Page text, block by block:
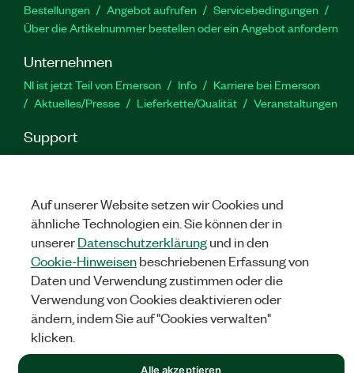
Bestellungen
Angebot aufrufen
Servicebedingungen
Über die Artikelnummer bestellen oder ein Angebot anfordern
Unternehmen
NI ist jetzt Teil von Emerson Info
Karriere bei Emerson
Aktuelles/Presse
Lieferkette/Qualität Veranstaltungen
Support
Downloads Produktdokumentation
Diskussionsforen
YouTube
Twitter
RECHTLICHE HINWEISE
©NATIONAL INSTRUMENTS CORP. ALLE RECHTE VORBEHALTEN.
Auf unserer Website setzen wir Cookies und
ähnliche Technologien ein. Sie können der in
unsererDatenschutzerklärungund in den
Cookie-Hinweisenbeschriebenen Erfassung von
Daten und Verwendung zustimmen oder die
Verwendung von Cookies deaktivieren oder
ändern, indem Sie auf "Cookies verwalten"
klicken.
Alle akzeptieren